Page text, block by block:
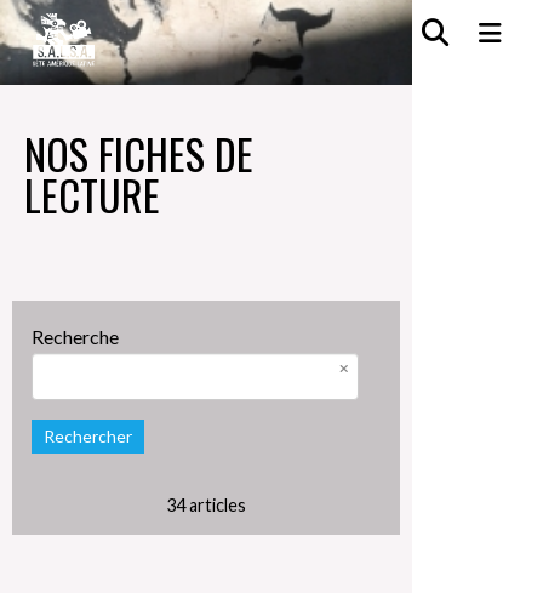
NOS FICHES DE
LECTURE
Recherche
Rechercher
34 articles